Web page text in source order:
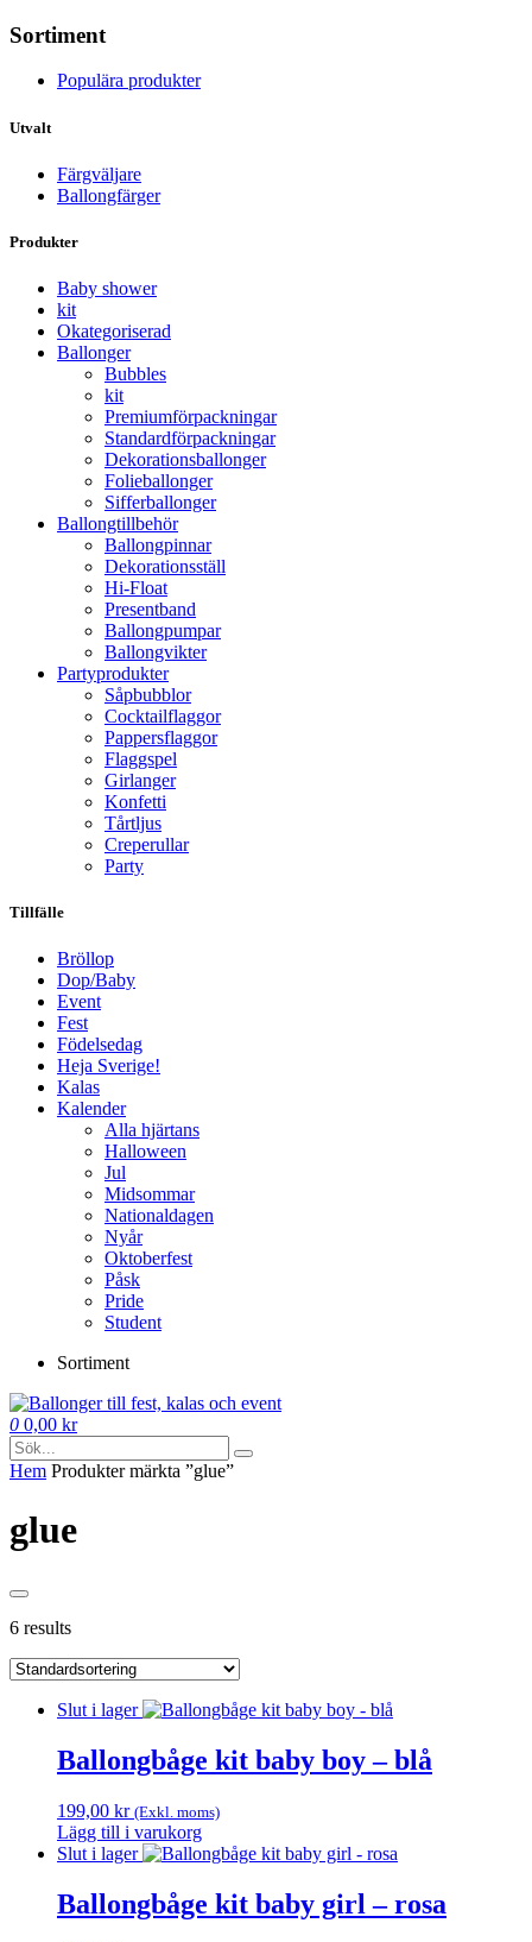
Sortiment
Populära produkter
Utvalt
Färgväljare
Ballongfärger
Produkter
Baby shower
kit
Okategoriserad
Ballonger
Bubbles
kit
Premium­förpackningar
Standard­­förpackningar
Dekorations­ballonger
Folie­­­ballonger
Siffer­­ballonger
Ballong­tillbehör
Ballongpinnar
Dekorationsställ
Hi-Float
Presentband
Ballongpumpar
Ballong­vikter
Party­­produkter
Såpbubblor
Cocktail­flaggor
Pappers­flaggor
Flaggspel
Girlanger
Konfetti
Tårtljus
Creperullar
Party
Tillfälle
Bröllop
Dop/Baby
Event
Fest
Födelsedag
Heja Sverige!
Kalas
Kalender
Alla hjärtans
Halloween
Jul
Midsommar
Nationaldagen
Nyår
Oktoberfest
Påsk
Pride
Student
Sortiment
0 0,00 kr
Hem Produkter märkta ”glue”
glue
6 results
Slut i lager
Ballongbåge kit baby boy – blå
199,00 kr (Exkl. moms)
Lägg till i varukorg
Slut i lager
Ballongbåge kit baby girl – rosa